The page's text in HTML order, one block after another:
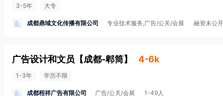
3-5年 大专
成都鼎域文化传播有限公司 专业技术服务,广告/公关/会展 融资未公开
广告设计和文员 【成都-郫筒】 4-6k
1-3年 学历不限
成都程祥广告有限公司 广告/公关/会展 1-49人